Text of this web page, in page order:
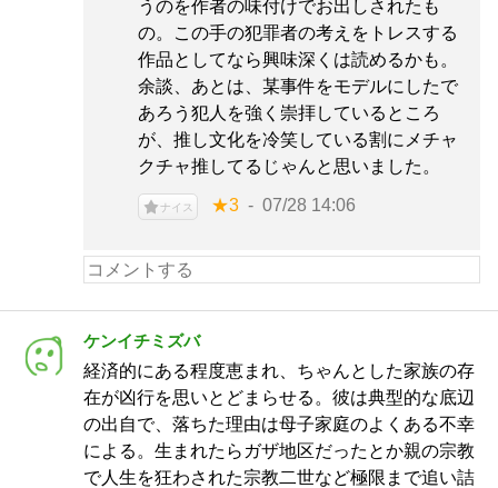
うのを作者の味付けでお出しされたも
の。この手の犯罪者の考えをトレスする
作品としてなら興味深くは読めるかも。
余談、あとは、某事件をモデルにしたで
あろう犯人を強く崇拝しているところ
が、推し文化を冷笑している割にメチャ
クチャ推してるじゃんと思いました。
ナイス ★3 07/28 14:06
ケンイチミズバ
経済的にある程度恵まれ、ちゃんとした家族の存
在が凶行を思いとどまらせる。彼は典型的な底辺
の出自で、落ちた理由は母子家庭のよくある不幸
による。生まれたらガザ地区だったとか親の宗教
で人生を狂わされた宗教二世など極限まで追い詰